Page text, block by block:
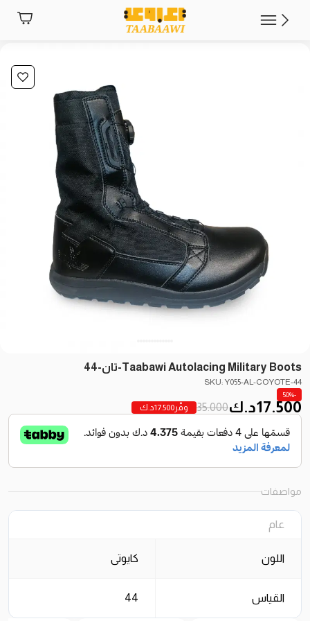
Taabawi Autolacing Military Boots-تان-44
SKU: Y055-AL-COYOTE-44
-50%
وفّر 17.500د.ك 35.000 17.500د.ك
مواصفات
عام
اللون كايوتى
القياس 44